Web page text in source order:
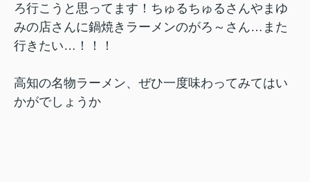
ろ行こうと思ってます！ちゅるちゅるさんやまゆ
みの店さんに鍋焼きラーメンのがろ～さん…また
行きたい…！！！
高知の名物ラーメン、ぜひ一度味わってみてはい
かがでしょうか